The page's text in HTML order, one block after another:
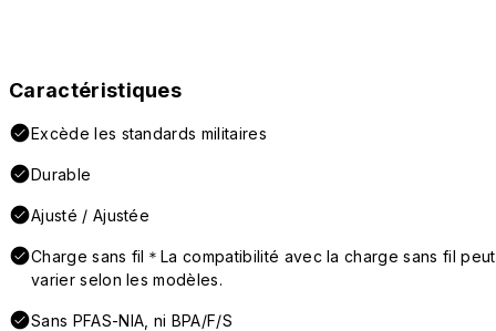
Caractéristiques
Excède les standards militaires
Durable
Ajusté / Ajustée
Charge sans fil＊La compatibilité avec la charge sans fil peut
varier selon les modèles.
Sans PFAS-NIA, ni BPA/F/S